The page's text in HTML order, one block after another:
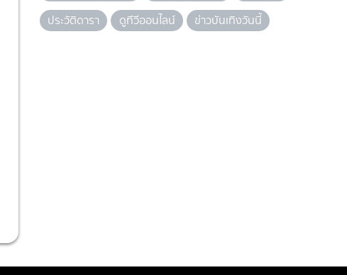
ประวัติดารา
ดูทีวีออนไลน์ ข่าวบันเทิงวันนี้